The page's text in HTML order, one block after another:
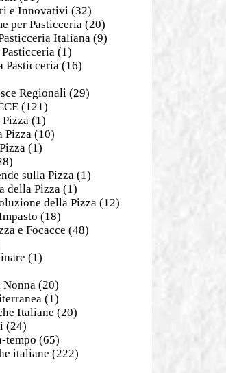
e Innovativi (32)
per Pasticceria (20)
Italiana (9)
(1)
Pasticceria (16)
Regionali (29)
(121)
(1)
Pizza (10)
(1)
sulla Pizza (1)
della Pizza (1)
della Pizza (12)
(18)
e Focacce (48)
(1)
Nonna (20)
(1)
Italiane (20)
(24)
tempo (65)
italiane (222)